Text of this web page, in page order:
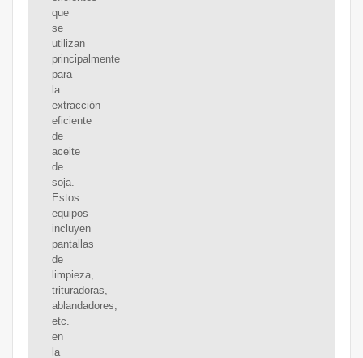
que
se
utilizan
principalmente
para
la
extracción
eficiente
de
aceite
de
soja.
Estos
equipos
incluyen
pantallas
de
limpieza,
trituradoras,
ablandadores,
etc.
en
la